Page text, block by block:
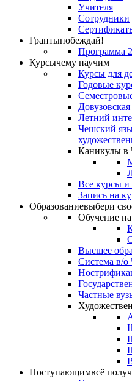
Учителя
Сотрудники
Грантыпобеждай!
Программа
Курсычему научим
Курсы для
Годовые
Летний
Чешский
Каникулы в
Все курсы
Запись на
Образованиевыбери
Обучение
Высшее
Система в/о
Частные
Поступающимвсё